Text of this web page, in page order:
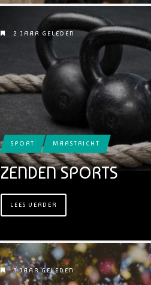
2 JAAR GELEDEN
SPORT MAASTRICHT
ZENDEN SPORTS
LEES VERDER
3 JAAR GELEDEN